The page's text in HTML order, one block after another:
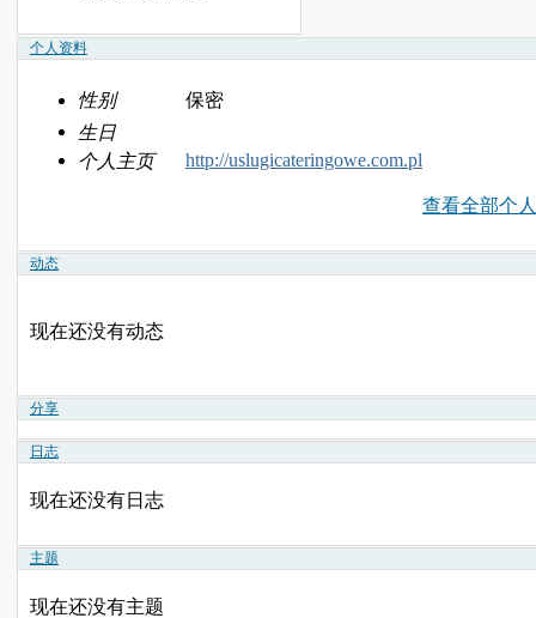
个人资料
性别
保密
生日
个人主页
http://uslugicateringowe.com.pl
查看全部个
动态
现在还没有动态
分享
日志
现在还没有日志
主题
现在还没有主题